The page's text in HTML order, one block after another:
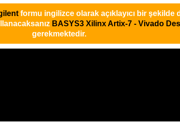
formu ingilizce olarak açıklayıcı bir şekilde
BASYS3 Xilinx Artix-7 - Vivado
gerekmektedir.